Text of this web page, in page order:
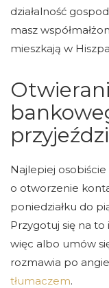
działalność
masz
mieszkają w
Najlepiej
o otworzenie
poniedziałku do
Przygotuj się na
więc albo umów
rozmawia po
tłumaczem.